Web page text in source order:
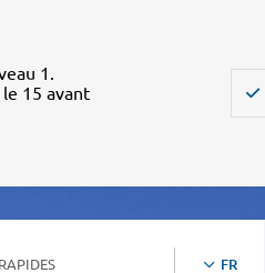
1.
15 avant
FR